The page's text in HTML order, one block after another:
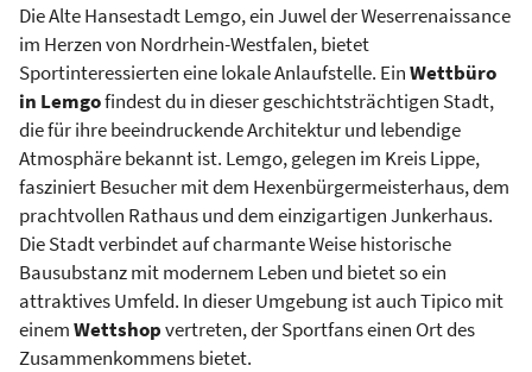
Die Alte Hansestadt Lemgo, ein Juwel der Weserrenaissance
im Herzen von Nordrhein-Westfalen, bietet
Sportinteressierten eine lokale Anlaufstelle. EinWettbüro
in Lemgofindest du in dieser geschichtsträchtigen Stadt,
die für ihre beeindruckende Architektur und lebendige
Atmosphäre bekannt ist. Lemgo, gelegen im Kreis Lippe,
fasziniert Besucher mit dem Hexenbürgermeisterhaus, dem
prachtvollen Rathaus und dem einzigartigen Junkerhaus.
Die Stadt verbindet auf charmante Weise historische
Bausubstanz mit modernem Leben und bietet so ein
attraktives Umfeld. In dieser Umgebung ist auch Tipico mit
einemWettshopvertreten, der Sportfans einen Ort des
Zusammenkommens bietet.